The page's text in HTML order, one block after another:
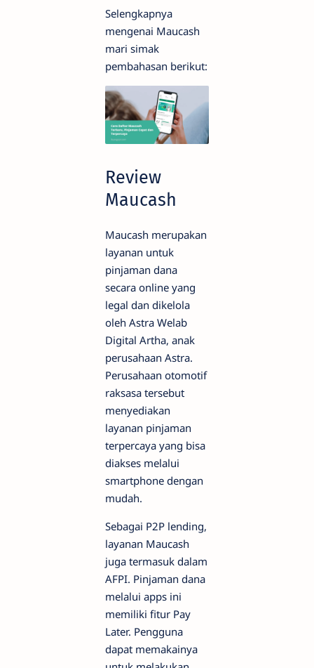
Selengkapnya
mengenai Maucash
mari simak
pembahasan berikut:
Review
Maucash
Maucash merupakan
layanan untuk
pinjaman dana
secara online yang
legal dan dikelola
oleh Astra Welab
Digital Artha, anak
perusahaan Astra.
Perusahaan otomotif
raksasa tersebut
menyediakan
layanan pinjaman
terpercaya yang bisa
diakses melalui
smartphone dengan
mudah.
Sebagai P2P lending,
layanan Maucash
juga termasuk dalam
AFPI. Pinjaman dana
melalui apps ini
memiliki fitur Pay
Later. Pengguna
dapat memakainya